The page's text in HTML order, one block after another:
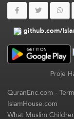
github.com/
Proje
QuranEnc.com-
IslamHouse.com
What Muslim